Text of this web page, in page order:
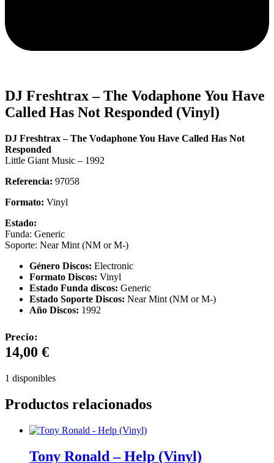
DJ Freshtrax – The Vodaphone You Have
Called Has Not Responded (Vinyl)
DJ Freshtrax – The Vodaphone You Have Called Has Not
Responded
Little Giant Music – 1992
Referencia: 97058
Formato: Vinyl
Estado:
Funda: Generic
Soporte: Near Mint (NM or M-)
Género Discos: Electronic
Formato Discos: Vinyl
Estado Funda discos: Generic
Estado Soporte Discos: Near Mint (NM or M-)
Año Discos: 1992
Precio:
14,00 €
1 disponibles
Productos relacionados
Tony Ronald – Help (Vinyl)